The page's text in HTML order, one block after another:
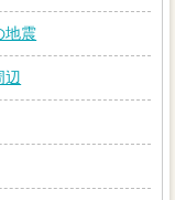
地震